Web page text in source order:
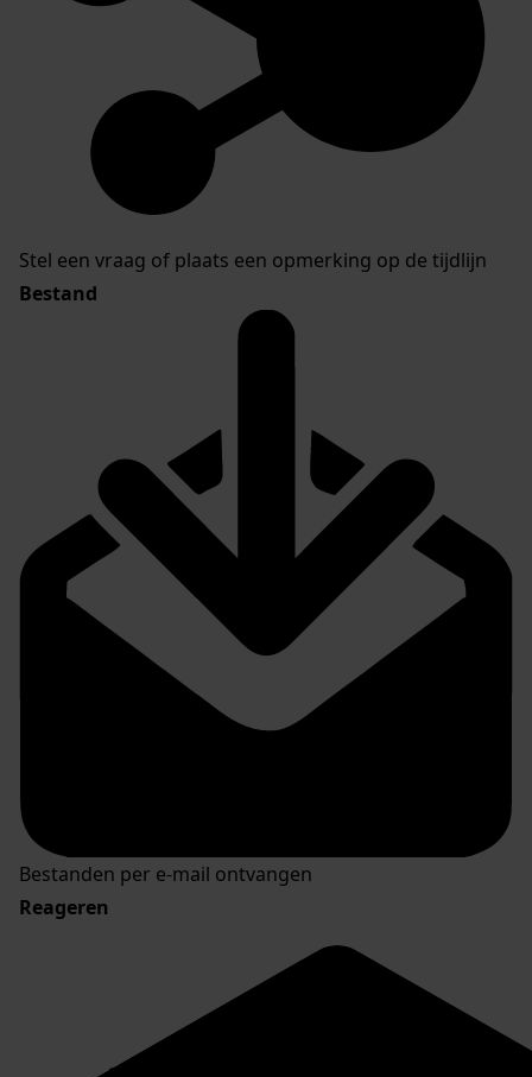
Stel een vraag of plaats een opmerking op de tijdlijn
Bestand
Bestanden per e-mail ontvangen
Reageren